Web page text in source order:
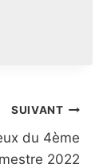
SUIVANT
du 4ème
2022